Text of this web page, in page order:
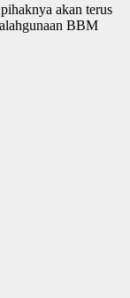
akan terus
BBM